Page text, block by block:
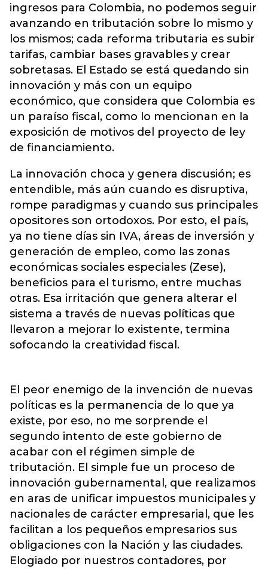
ingresos para Colombia, no podemos seguir
avanzando en tributación sobre lo mismo y
los mismos; cada reforma tributaria es subir
tarifas, cambiar bases gravables y crear
sobretasas. El Estado se está quedando sin
innovación y más con un equipo
económico, que considera que Colombia es
un paraíso fiscal, como lo mencionan en la
exposición de motivos del proyecto de ley
de financiamiento.
La innovación choca y genera discusión; es
entendible, más aún cuando es disruptiva,
rompe paradigmas y cuando sus principales
opositores son ortodoxos. Por esto, el país,
ya no tiene días sin IVA, áreas de inversión y
generación de empleo, como las zonas
económicas sociales especiales (Zese),
beneficios para el turismo, entre muchas
otras. Esa irritación que genera alterar el
sistema a través de nuevas políticas que
llevaron a mejorar lo existente, termina
sofocando la creatividad fiscal.
El peor enemigo de la invención de nuevas
políticas es la permanencia de lo que ya
existe, por eso, no me sorprende el
segundo intento de este gobierno de
acabar con el régimen simple de
tributación. El simple fue un proceso de
innovación gubernamental, que realizamos
en aras de unificar impuestos municipales y
nacionales de carácter empresarial, que les
facilitan a los pequeños empresarios sus
obligaciones con la Nación y las ciudades.
Elogiado por nuestros contadores, por